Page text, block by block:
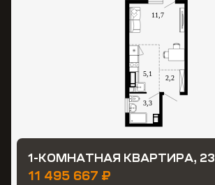
1-КОМНАТНАЯ КВАРТИРА,
11 495 667 ₽